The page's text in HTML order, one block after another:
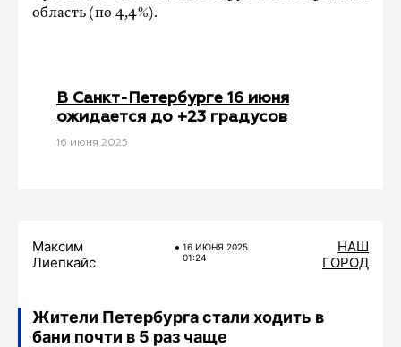
область (по 4,4%).
В Санкт-Петербурге 16 июня
ожидается до +23 градусов
16 июня 2025
Максим
Лиепкайс
16 ИЮНЯ 2025
01:24
НАШ
ГОРОД
Жители Петербурга стали ходить в
бани почти в 5 раз чаще